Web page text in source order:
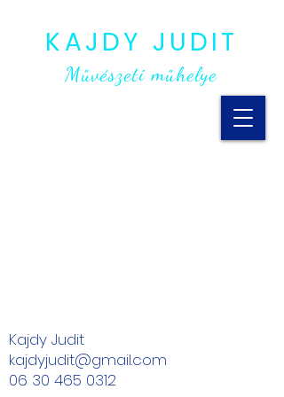
KAJDY JUDIT
Művészeti műhelye
Kajdy Judit
kajdyjudit@gmail.com
06 30 465 0312